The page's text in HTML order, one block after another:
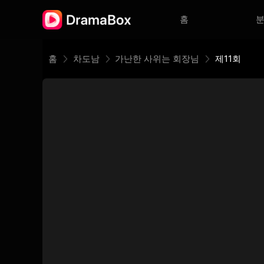
홈
홈 차도남 가난한 사위는 회장님 제11회